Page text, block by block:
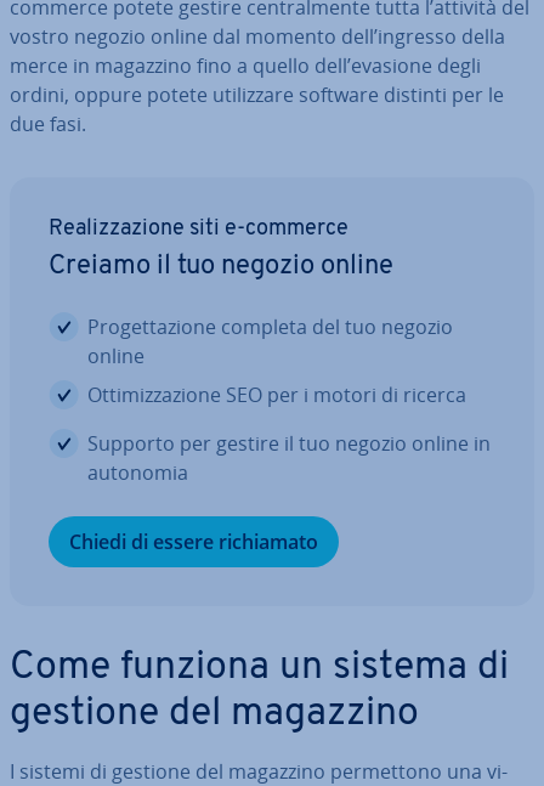
commerce potete gestire cen­tral­men­te tutta l’attività del
vostro negozio online dal momento dell’ingresso della
merce in magazzino fino a quello dell’evasione degli
ordini, oppure potete uti­liz­za­re software distinti per le
due fasi.
Rea­liz­za­zio­ne siti e-commerce
Creiamo il tuo negozio online
Pro­get­ta­zio­ne completa del tuo negozio
online
Ot­ti­miz­za­zio­ne SEO per i motori di ricerca
Supporto per gestire il tuo negozio online in
autonomia
Chiedi di essere ri­chia­ma­to
Come funziona un sistema di
gestione del magazzino
I sistemi di gestione del magazzino per­met­to­no una vi­